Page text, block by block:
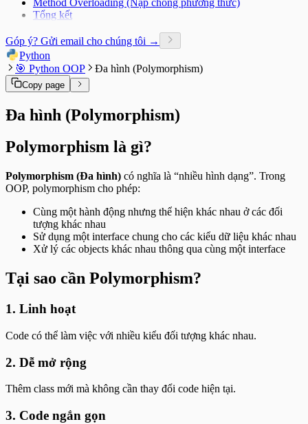
Date and Time (datetime module)
Bài tập Dictionary Comprehension - Cơ bản
Bài tập Dictionary Comprehension - Nâng cao
Bài tập Set Comprehension - Nâng cao
Bài tập Args & Kwargs - Nâng cao
Bài tập Recursion - Cơ bản
Bài tập Recursion - Nâng cao
Bài tập Exception Handling - Nâng cao
Bài tập File Operations - Nâng cao
Bài tập CSV - Cơ bản
Bài tập Enumerate & Zip - Cơ bản
Bài tập Enumerate & Zip - Nâng cao
Bài tập Modules - Nâng cao
Bài tập Sử dụng hàm print()
Method Overloading (Nạp chồng phương thức)
Tổng kết
Góp ý? Gửi email cho chúng tôi →
Python
🎯 Python OOP
Đa hình (Polymorphism)
Copy page
Đa hình (Polymorphism)
Polymorphism là gì?
Polymorphism (Đa hình) có nghĩa là “nhiều hình dạng”. Trong
OOP, polymorphism cho phép:
Cùng một hành động nhưng thể hiện khác nhau ở các đối
tượng khác nhau
Sử dụng một interface chung cho các kiểu dữ liệu khác nhau
Xử lý các objects khác nhau thông qua cùng một interface
Tại sao cần Polymorphism?
1. Linh hoạt
Code có thể làm việc với nhiều kiểu đối tượng khác nhau.
2. Dễ mở rộng
Thêm class mới mà không cần thay đổi code hiện tại.
3. Code ngắn gọn